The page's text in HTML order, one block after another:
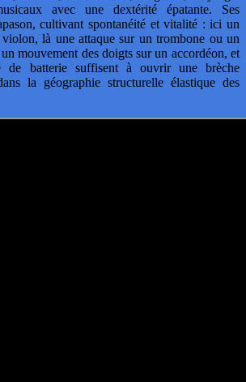
avec une dextérité épatante. Ses
cultivant spontanéité et vitalité : ici un
là une attaque sur un trombone ou un
mouvement des doigts sur un accordéon, et
de batterie suffisent à ouvrir une brèche
la géographie structurelle élastique des